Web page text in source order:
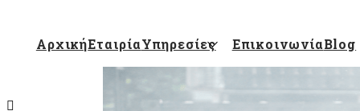
ΑρχικήΕταιρίαΥπηρεσίες ΕπικοινωνίαBlog